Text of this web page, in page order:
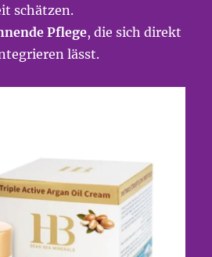
schätzen.
Pflege, die sich direkt
lässt.